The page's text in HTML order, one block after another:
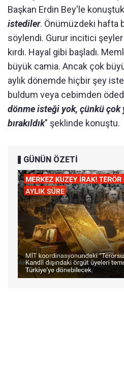
Başkan Erdin Bey'le
istediler. Önümüzdeki hafta
söylendi. Gurur incitici
kırdı. Hayal gibi başladı.
büyük camia. Ancak çok
aylık dönemde hiçbir şey
buldum veya cebimden
dönme isteği yok, çünkü çok
bırakıldık" şeklinde konuştu.
GÜNÜN ÖZETİ